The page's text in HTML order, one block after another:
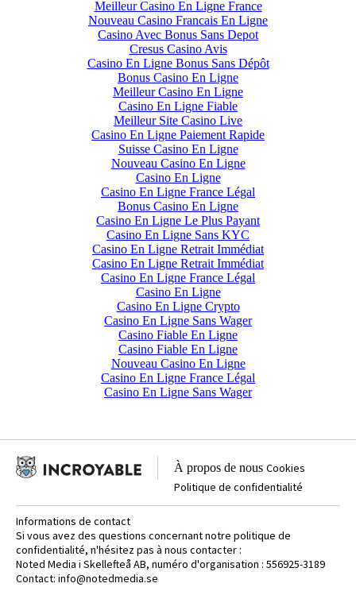
Meilleur Casino En Ligne France
Nouveau Casino Francais En Ligne
Casino Avec Bonus Sans Depot
Cresus Casino Avis
Casino En Ligne Bonus Sans Dépôt
Bonus Casino En Ligne
Meilleur Casino En Ligne
Casino En Ligne Fiable
Meilleur Site Casino Live
Casino En Ligne Paiement Rapide
Suisse Casino En Ligne
Nouveau Casino En Ligne
Casino En Ligne
Casino En Ligne France Légal
Bonus Casino En Ligne
Casino En Ligne Le Plus Payant
Casino En Ligne Sans KYC
Casino En Ligne Retrait Immédiat
Casino En Ligne Retrait Immédiat
Casino En Ligne France Légal
Casino En Ligne
Casino En Ligne Crypto
Casino En Ligne Sans Wager
Casino Fiable En Ligne
Casino Fiable En Ligne
Nouveau Casino En Ligne
Casino En Ligne France Légal
Casino En Ligne Sans Wager
À propos de nous Cookies
Politique de confidentialité
Informations de contact
Si vous avez des questions concernant notre politique de
confidentialité, n'hésitez pas à nous contacter :
Noted Media i Skellefteå AB, numéro d'organisation : 556925-3189
Contact: info@notedmedia.se